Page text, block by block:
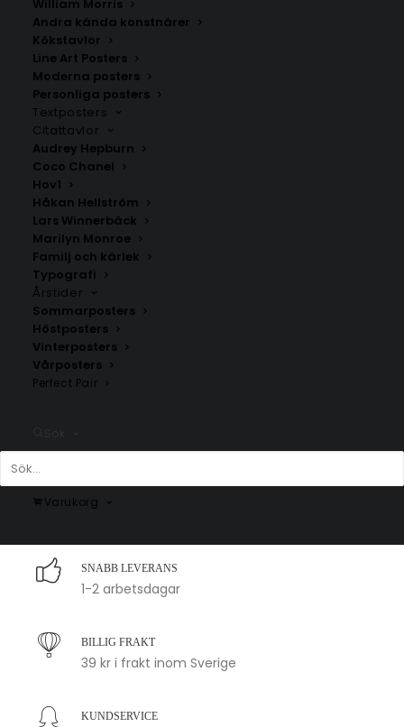
William Morris
Andra kända konstnärer
Kökstavlor
Line Art Posters
Moderna posters
Personliga posters
Textposters
Citattavlor
Audrey Hepburn
Coco Chanel
Hov1
Håkan Hellström
Lars Winnerbäck
Marilyn Monroe
Familj och kärlek
Typografi
Årstider
Sommarposters
Höstposters
Vinterposters
Vårposters
Perfect Pair
Varukorg
Sunflowers Van Gogh Poster
Fr.99.00kr
Poster #1
SNABB LEVERANS
1-2 arbetsdagar
BILLIG FRAKT
39 kr i frakt inom Sverige
KUNDSERVICE